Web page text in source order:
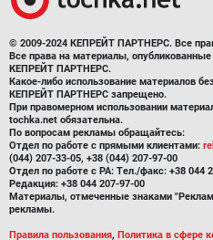
© 2009-2024 КЕПРЕЙТ ПАРТНЕРС. Все
Все права на материалы,
КЕПРЕЙТ ПАРТНЕРС.
Какое-либо использование материалов
КЕПРЕЙТ ПАРТНЕРС запрещено.
При правомерном использовании
tochka.net обязательна.
По вопросам рекламы обращайтесь:
Отдел по работе с прямыми клиентами:
(044) 207-33-05, +38 (044) 207-97-00
Отдел по работе с РА: Тел./факс: +38 044
Редакция: +38 044 207-97-00
Материалы, отмеченные знаками
рекламы.
Правила пользования, Политика в сфере